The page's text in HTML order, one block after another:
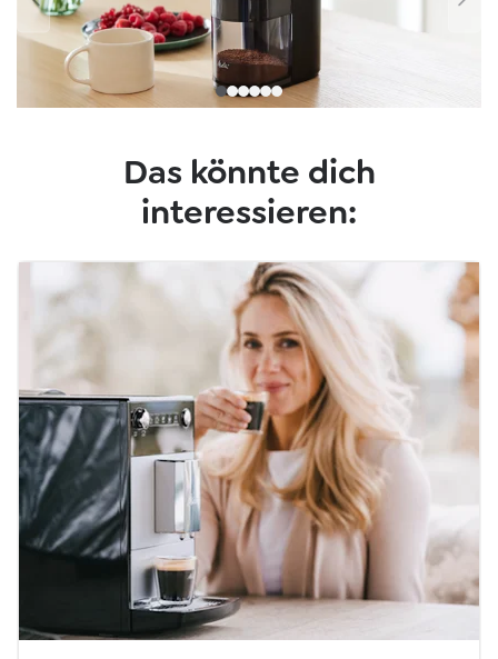
Das könnte dich
interessieren: